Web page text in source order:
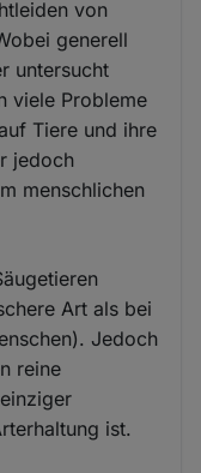
von
generell
untersucht
viele Probleme
Tiere und ihre
jedoch
menschlichen
Art als bei
Jedoch
reine
ist.